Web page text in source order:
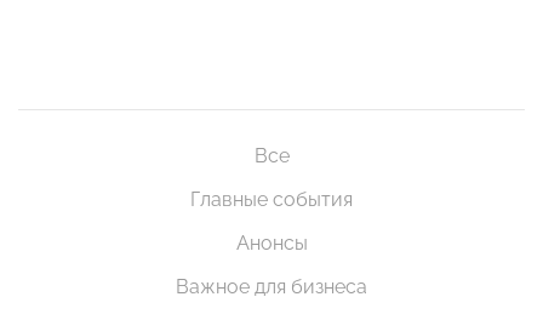
Все
Главные события
Анонсы
Важное для бизнеса